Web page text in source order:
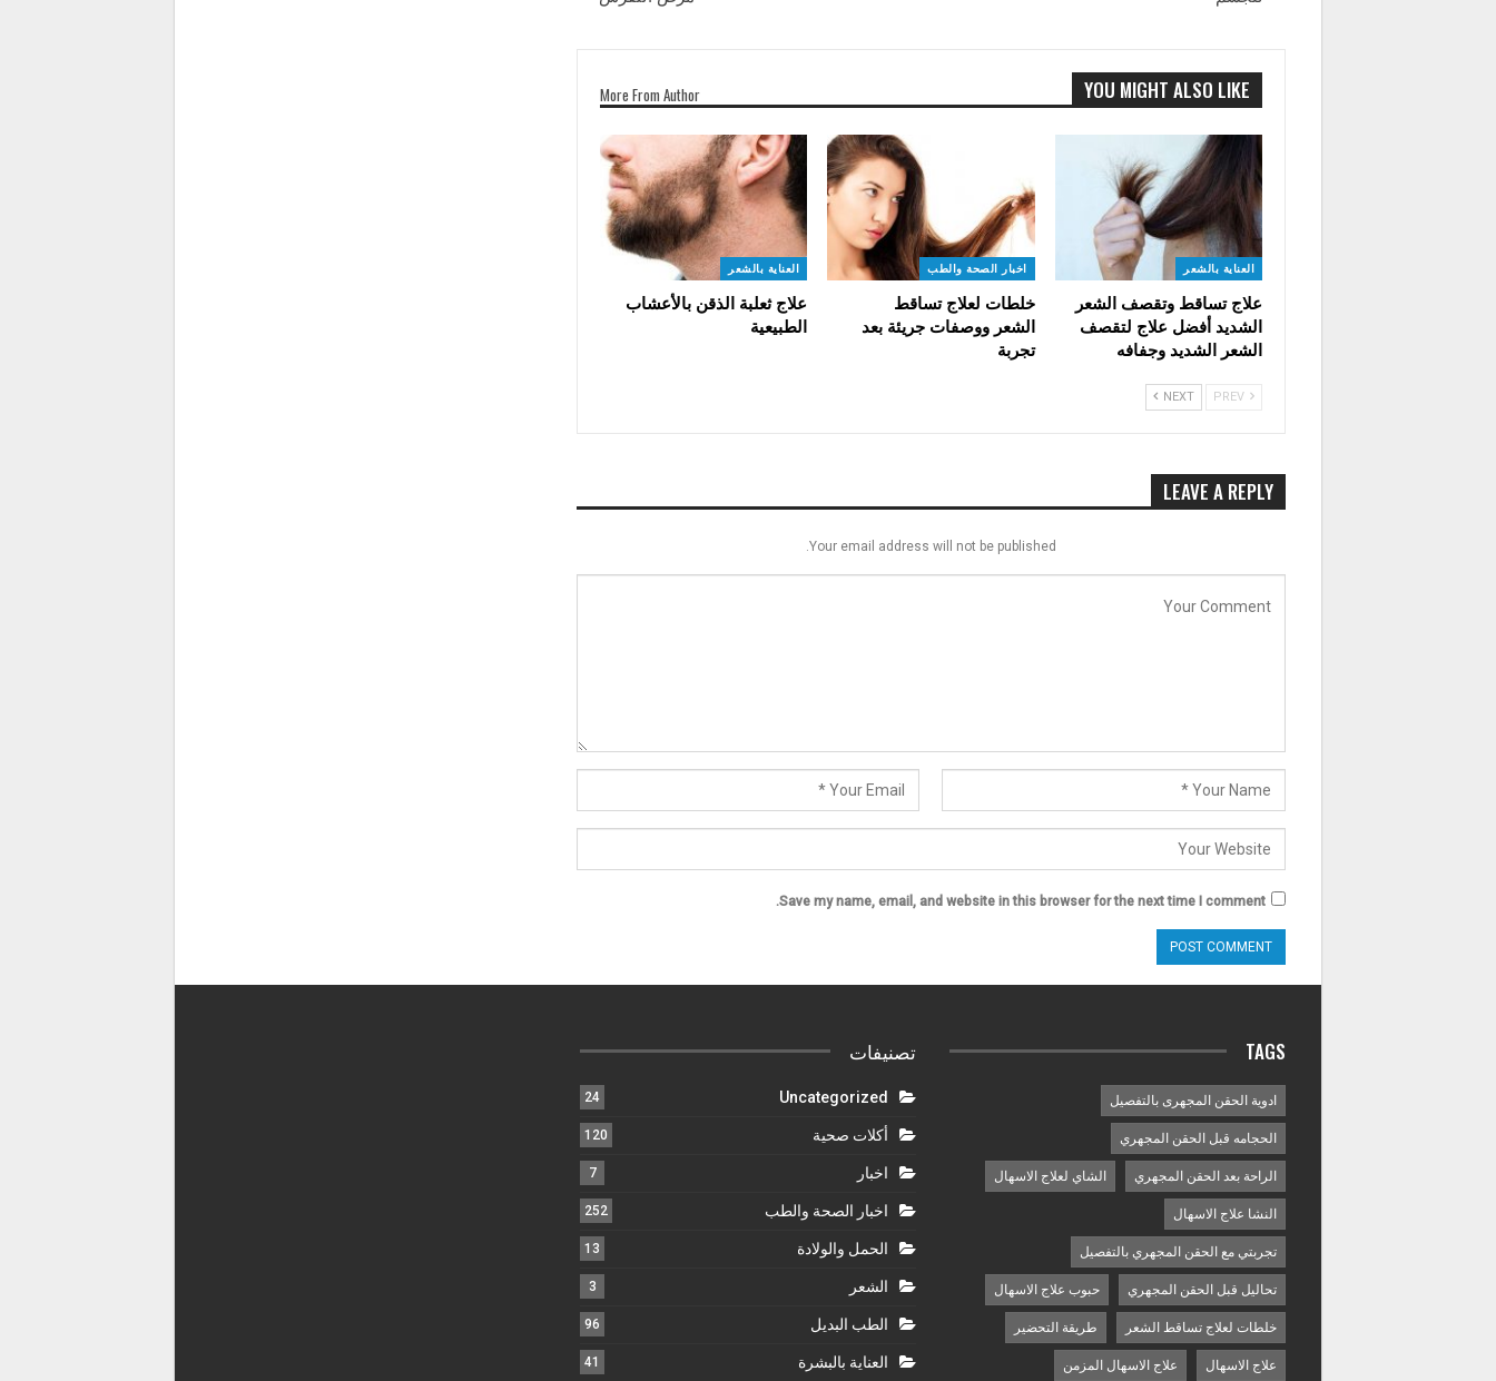
YOU MIGHT ALSO LIKE
More From Author
العناية بالشعر
علاج تساقط وتقصف الشعر
الشديد أفضل علاج لتقصف
الشعر الشديد وجفافه
اخبار الصحة والطب
خلطات لعلاج تساقط
الشعر ووصفات جريئة بعد
تجربة
العناية بالشعر
علاج ثعلبة الذقن بالأعشاب
الطبيعية
NEXT
LEAVE A REPLY
Your email address will not be published.
Save my name, email, and website in this browser for the next time I comment.
TAGS
ادوية الحقن المجهرى بالتفصيل
الحجامه قبل الحقن المجهري
الراحة بعد الحقن المجهري الشاي لعلاج الاسهال
النشا علاج الاسهال
تجربتي مع الحقن المجهري بالتفصيل
تحاليل قبل الحقن المجهري حبوب علاج الاسهال
خلطات لعلاج تساقط الشعر طريقة التحضير
علاج الاسهال علاج الاسهال المزمن
تصنيفات
Uncategorized
24
أكلات صحية 120
اخبار 7
اخبار الصحة والطب 252
الحمل والولادة 13
الشعر 3
الطب البديل 96
العناية بالبشرة 41